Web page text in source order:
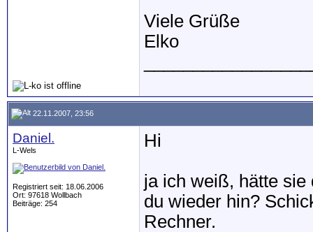
Viele Grüße
Elko
22.11.2007, 23:56
Daniel.
L-Wels
Registriert seit: 18.06.2006
Ort: 97618 Wollbach
Beiträge: 254
Hi
ja ich weiß, hätte sie
du wieder hin?
Rechner.